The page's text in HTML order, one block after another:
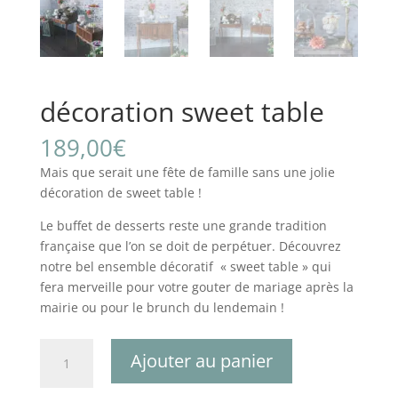
décoration sweet table
189,00€
Mais que serait une fête de famille sans une jolie
décoration de sweet table !
Le buffet de desserts reste une grande tradition
française que l’on se doit de perpétuer. Découvrez
notre bel ensemble décoratif « sweet table » qui
fera merveille pour votre gouter de mariage après la
mairie ou pour le brunch du lendemain !
Ajouter au panier